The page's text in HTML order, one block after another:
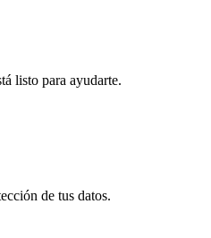
listo para ayudarte.
de tus datos.